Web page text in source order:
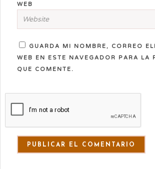
WEB
GUARDA MI NOMBRE, CORREO
WEB EN ESTE NAVEGADOR PARA LA
QUE COMENTE.